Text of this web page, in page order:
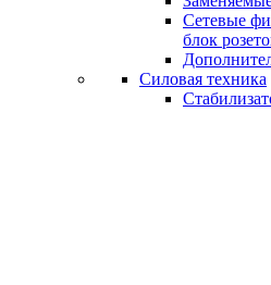
Сетевые
блок
Силовая техника